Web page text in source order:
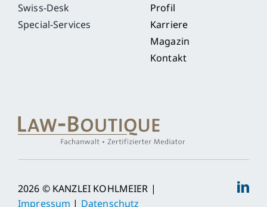
Swiss-Desk
Special-Services
Profil
Karriere
Magazin
Kontakt
2026 © KANZLEI KOHLMEIER |
Impressum | Datenschutz